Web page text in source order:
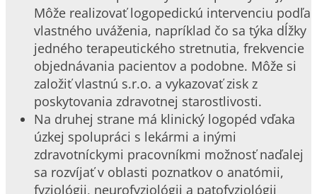
Môže realizovať logopedickú intervenciu podľa
vlastného uváženia, napríklad čo sa týka dĺžky
jedného terapeutického stretnutia, frekvencie
objednávania pacientov a podobne. Môže si
založiť vlastnú s.r.o. a vykazovať zisk z
poskytovania zdravotnej starostlivosti.
Na druhej strane má klinický logopéd vďaka
úzkej spolupráci s lekármi a inými
zdravotníckymi pracovníkmi možnosť naďalej
sa rozvíjať v oblasti poznatkov o anatómii,
fyziológii, neurofyziológii a patofyziológii